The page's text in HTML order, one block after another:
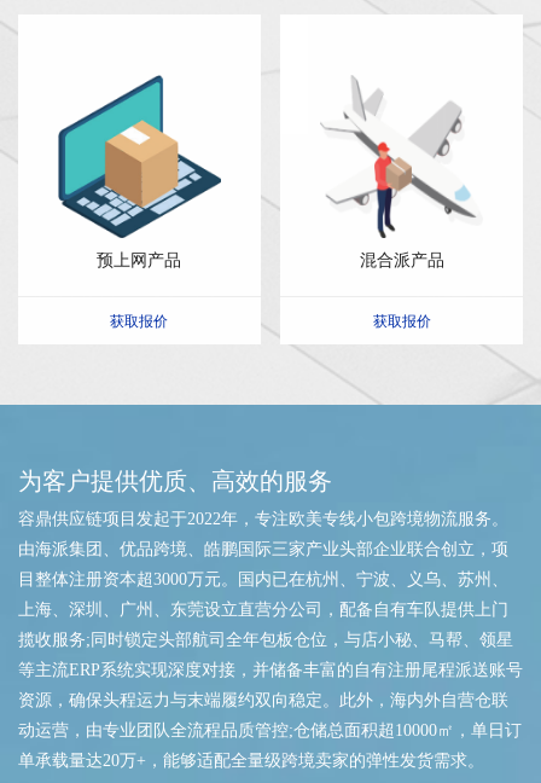
预上网产品
获取报价
混合派产品
获取报价
为客户提供优质、高效的服务
容鼎供应链项目发起于2022年，专注欧美专线小包跨境物流服务。
由海派集团、优品跨境、皓鹏国际三家产业头部企业联合创立，项
目整体注册资本超3000万元。国内已在杭州、宁波、义乌、苏州、
上海、深圳、广州、东莞设立直营分公司，配备自有车队提供上门
揽收服务;同时锁定头部航司全年包板仓位，与店小秘、马帮、领星
等主流ERP系统实现深度对接，并储备丰富的自有注册尾程派送账号
资源，确保头程运力与末端履约双向稳定。此外，海内外自营仓联
动运营，由专业团队全流程品质管控;仓储总面积超10000㎡，单日订
单承载量达20万+，能够适配全量级跨境卖家的弹性发货需求。